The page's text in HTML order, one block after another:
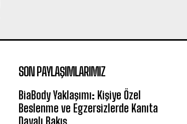
SON PAYLAŞIMLARIMIZ
BiaBody Yaklaşımı: Kişiye Özel
Beslenme ve Egzersizlerde Kanıta
Dayalı Bakış